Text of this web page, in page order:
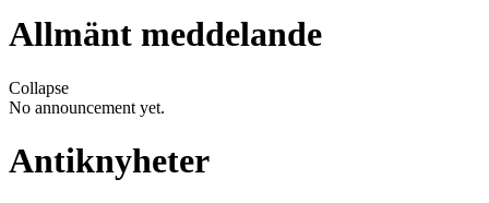
Allmänt meddelande
Collapse
No announcement yet.
Antiknyheter